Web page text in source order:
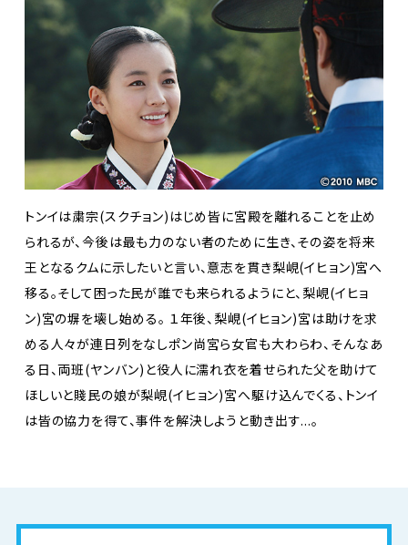
トンイは粛宗(スクチョン)はじめ皆に宮殿を離れることを止め
られるが、今後は最も力のない者のために生き、その姿を将来
王となるクムに示したいと言い、意志を貫き梨峴(イヒョン)宮へ
移る。そして困った民が誰でも来られるようにと、梨峴(イヒョ
ン)宮の塀を壊し始める。 １年後、梨峴(イヒョン)宮は助けを求
める人々が連日列をなしポン尚宮ら女官も大わらわ、そんなあ
る日、両班(ヤンバン)と役人に濡れ衣を着せられた父を助けて
ほしいと賤民の娘が梨峴(イヒョン)宮へ駆け込んでくる、トンイ
は皆の協力を得て、事件を解決しようと動き出す...。